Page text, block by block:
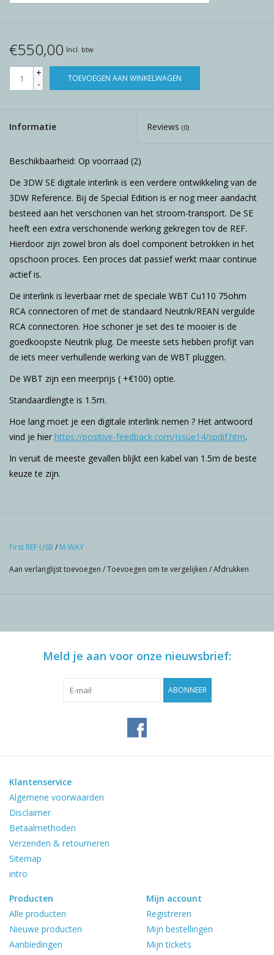
€550,00 Incl. btw
+
-
TOEVOEGEN AAN WINKELWAGEN
Informatie Reviews (0)
Beschikbaarheid: Op voorraad (2)
De 3DW SE digitale interlink is een verdere ontwikkeling van de
3DW Reference. Bij de Special Edition is er nog meer aandacht
besteed aan het verschonen van het stroom-transport. De SE
heeft een extra verschonende werking gekregen tov de REF.
Hierdoor zijn zowel bron als doel component betrokken in het
opschoon proces. Een proces dat passief werkt maar continue
actief is.
De interlink is leverbaar met de speciale WBT Cu110 75ohm
RCA connectoren of met de standaard Neutrik/REAN vergulde
RCA connectoren. Hoe schoner je set des te mooier is de
goedkoopste Neutrik plug. De meeste sets hebben profijt van
de iets meer verhullende werking van de WBT pluggen.
De WBT zijn een meerprijs ( +€100) optie.
Standaardlengte is 1.5m.
Hoe lang moet je een digitale interlink nemen ? Het antwoord
vind je hier https://positive-feedback.com/Issue14/spdif.htm.
In veruit de meeste gevallen blijkt een kabel van 1.5m de beste
keuze te zijn.
First REF USB / M-WAY
Aan verlanglijst toevoegen /Toevoegen om te vergelijken /Afdrukken
Meld je aan voor onze nieuwsbrief:
ABONNEER
Klantenservice
Algemene voorwaarden
Disclaimer
Betaalmethoden
Verzenden & retourneren
Sitemap
intro
Producten
Alle producten
Nieuwe producten
Aanbiedingen
Mijn account
Registreren
Mijn bestellingen
Mijn tickets